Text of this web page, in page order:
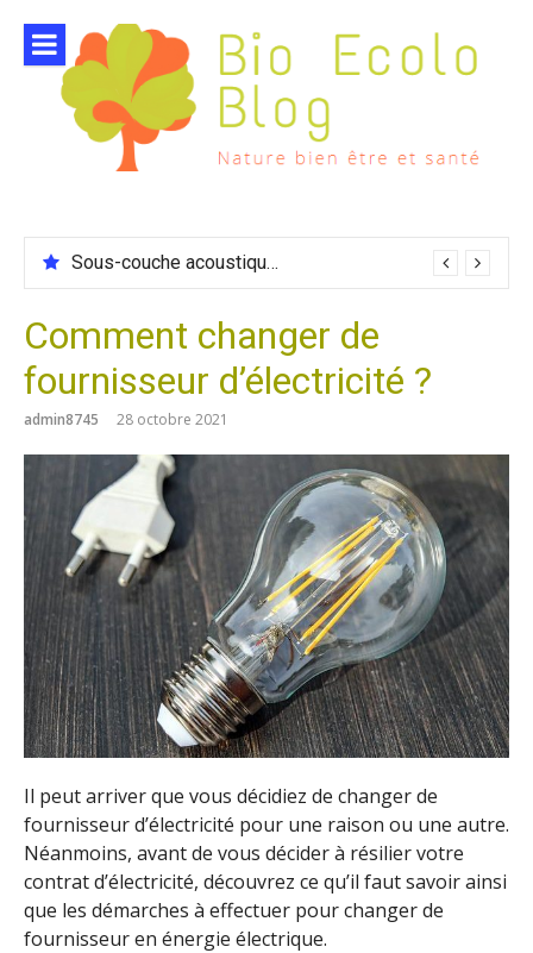
contenu
Sous-couche acoustique compatible chauffage sol
Comment changer de
fournisseur d’électricité ?
admin8745 28 octobre 2021
Il peut arriver que vous décidiez de changer de
fournisseur d’électricité pour une raison ou une autre.
Néanmoins, avant de vous décider à résilier votre
contrat d’électricité, découvrez ce qu’il faut savoir ainsi
que les démarches à effectuer pour changer de
fournisseur en énergie électrique.